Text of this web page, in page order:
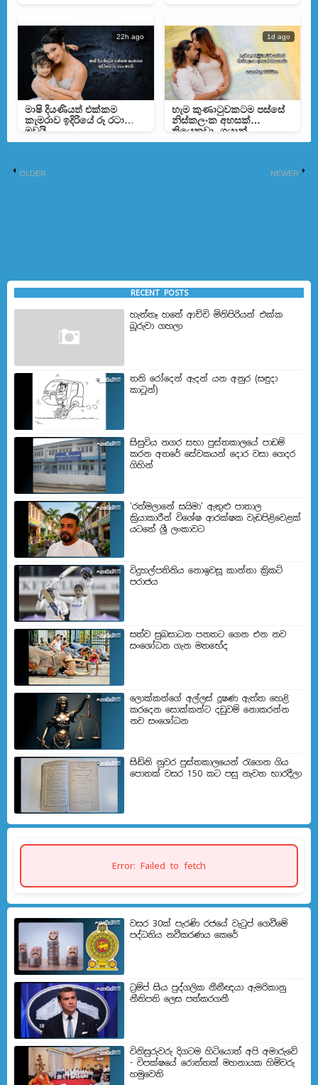
22h ago
මාෂි දියණියත් එක්කම
කැමරාව ඉදිරියේ රූ රටා
මවයි
1d ago
හැම කුණාටුවකටම පස්සේ
නිස්කලංක අහසක්
තියෙනවා- ගයාන්
ගුණවර්ධන
NEWER
OLDER
RECENT POSTS
හැත්තෑ හතේ ආච්චි මිනිපිරියන් එක්ක
බූරුවා ගහලා
තනි රෝදෙන් ඇදන් යන අනුර (සඳුදා
කාටූන්)
සිසුවිය නගර සභා පුස්තකාලයේ පාඩම්
කරන අතරේ සේවකයන් දොර වසා ගෙදර
ගිහින්
'රත්මලානේ සයිමා' ඇතුළු පාතාල
ක්‍රියාකාරීන් විශේෂ ආරක්ෂක වැඩපිළිවෙළක්
යටතේ ශ්‍රී ලංකාවට
විදුහල්පතිනිය නොඉවසූ කාන්තා ක්‍රිකට්
පරාජය
සත්ව සුබසාධන පනතට ගෙන එන නව
සංශෝධන ගැන මතභේ​ද
ලොක්කන්ගේ අල්ලස් දූෂණ ඇත්ත හෙළි
කරදෙන සොක්කන්ට දඩුවම් නොකරන්න
නව සංශෝධන
සිඩ්නි නුවර පුස්තකාලයෙන් රැගෙන ගිය
පොතක් වසර 150 කට පසු නැවත භාරදීලා
Error: Failed to fetch
වසර 30ක් පැරණි රජයේ වැටුප් ගෙවීමේ
පද්ධතිය නවීකරණය කෙරේ
ට්‍රම්ප් සිය පුද්ගලික නීතීඥයා ඇමරිකානු
නීතිපති ලෙස පත්කරගනී
විනිසුරුවරු දිගටම හිටියොත් අපි අමාරුවේ
- විපක්ෂයේ රොත්තක් මහනායක හිමිවරු
හමුවෙති